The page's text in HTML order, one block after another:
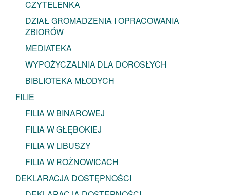
CZYTELENKA
DZIAŁ GROMADZENIA I OPRACOWANIA
ZBIORÓW
MEDIATEKA
WYPOŻYCZALNIA DLA DOROSŁYCH
BIBLIOTEKA MŁODYCH
FILIE
FILIA W BINAROWEJ
FILIA W GŁĘBOKIEJ
FILIA W LIBUSZY
FILIA W ROŻNOWICACH
DEKLARACJA DOSTĘPNOŚCI